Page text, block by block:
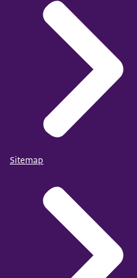
Sitemap